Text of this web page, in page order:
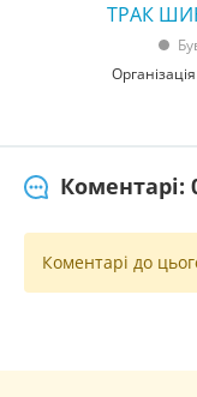
ТРАК
Організація
Коментарі:
Коментарі до